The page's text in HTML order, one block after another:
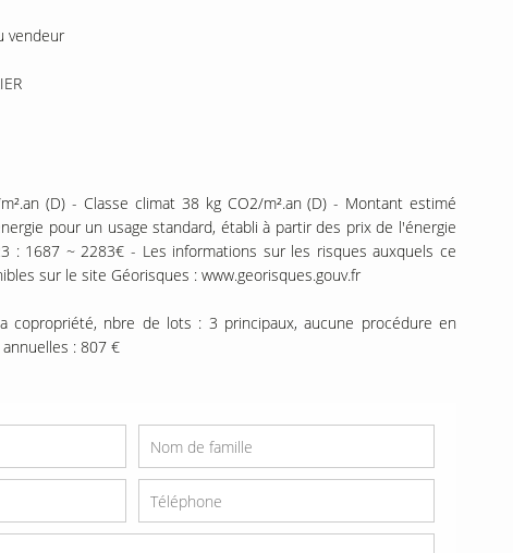
vendeur
(D) - Classe climat 38 kg CO2/m².an (D) - Montant estimé
pour un usage standard, établi à partir des prix de l'énergie
: 1687 ~ 2283€ - Les informations sur les risques auxquels ce
sur le site Géorisques : www.georisques.gouv.fr
copropriété, nbre de lots : 3 principaux, aucune procédure en
: 807 €